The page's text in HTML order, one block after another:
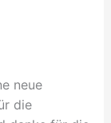
neue
die